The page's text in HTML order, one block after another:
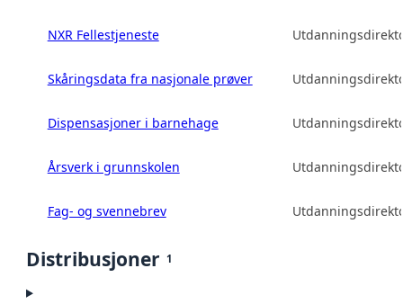
NXR Fellestjeneste
Skåringsdata fra nasjonale prøver
Dispensasjoner i barnehage
Årsverk i grunnskolen
Fag- og svennebrev
Distribusjoner 1